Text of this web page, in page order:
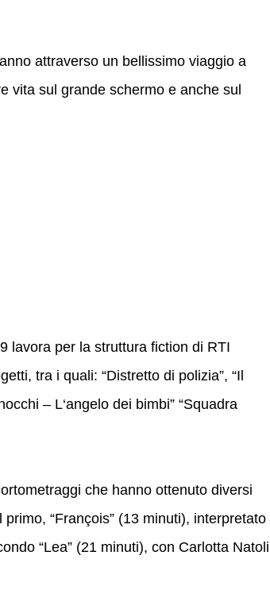
attraverso un bellissimo viaggio a
vita sul grande schermo e anche sul
lavora per la struttura fiction di RTI
tra i quali: “Distretto di polizia”, “Il
– L‘angelo dei bimbi” “Squadra
che hanno ottenuto diversi
“François” (13 minuti), interpretato
“Lea” (21 minuti), con Carlotta